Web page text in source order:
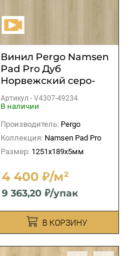
Винил Pergo Namsen
Pad Pro Дуб
Норвежский серо-
бежевый
Артикул - V4307-49234
В наличии
Производитель: Pergo
Коллекция: Namsen Pad Pro
Размер: 1251x189x5мм
4 400 ₽/м²
9 363,20 ₽/упак
В КОРЗИНУ